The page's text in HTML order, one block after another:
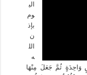
الي
وم
بإذ
ن
الل
ه
وَاحِدَةٍ ثُمَّ جَعَلَ مِنْهَا